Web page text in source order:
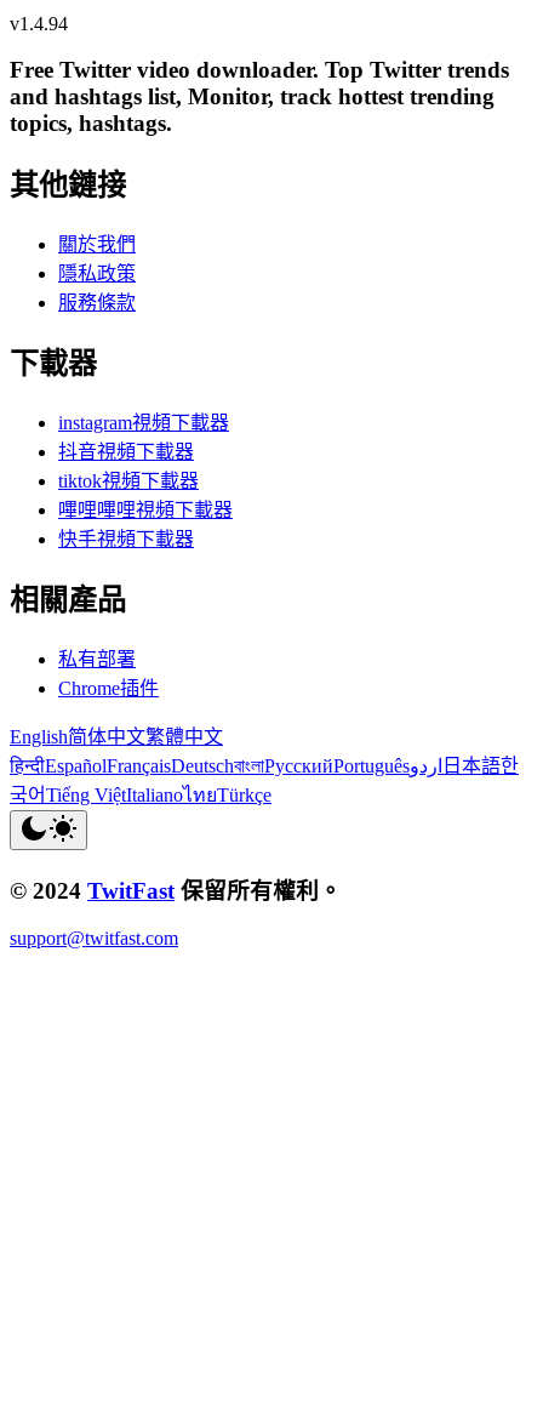
v1.4.94
Free Twitter video downloader. Top Twitter trends
and hashtags list, Monitor, track hottest trending
topics, hashtags.
其他鏈接
關於我們
隱私政策
服務條款
下載器
instagram視頻下載器
抖音視頻下載器
tiktok視頻下載器
嗶哩嗶哩視頻下載器
快手視頻下載器
相關產品
私有部署
Chrome插件
English简体中文繁體中文
हिन्दीEspañolFrançaisDeutschবাংলাРусскийPortuguêsاردو 日本語한
국어Tiếng ViệtItalianoไทยTürkçe
© 2024 TwitFast 保留所有權利。
support@twitfast.com